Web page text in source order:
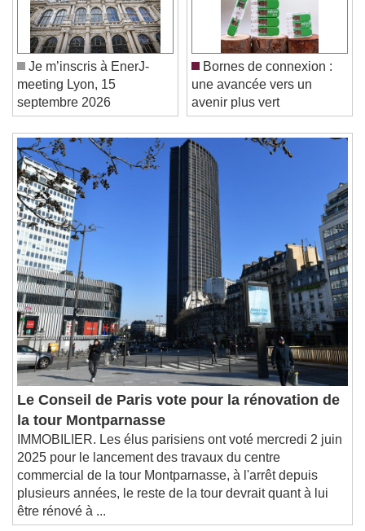
Play Video
Play
Skip Backward
Skip Forward
Unmute
Current Time0:00
/
Duration-:-
Loaded:0%
Stream TypeLIVE
Seek to live, currently behind live
LIVE
Remaining Time-0:00
1x
Playback Rate
Chapters
Descriptions
descriptions off
, selected
Subtitles
subtitles settings, opens subtitles
settings dialog
subtitles off , selected
Audio Track
Picture-in-Picture
Fullscreen
This is a modal window.
Beginning of dialog window. Escape will cancel
and close the window.
Text
Je m’inscris à EnerJ-
meeting Lyon, 15
septembre 2026
Bornes de connexion :
une avancée vers un
avenir plus vert
Le Conseil de Paris vote pour la rénovation de
la tour Montparnasse
IMMOBILIER. Les élus parisiens ont voté mercredi 2 juin
2025 pour le lancement des travaux du centre
commercial de la tour Montparnasse, à l'arrêt depuis
plusieurs années, le reste de la tour devrait quant à lui
être rénové à ...